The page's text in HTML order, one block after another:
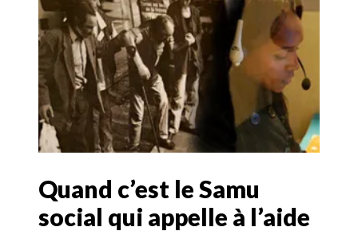
Quand c’est le Samu
social qui appelle à l’aide